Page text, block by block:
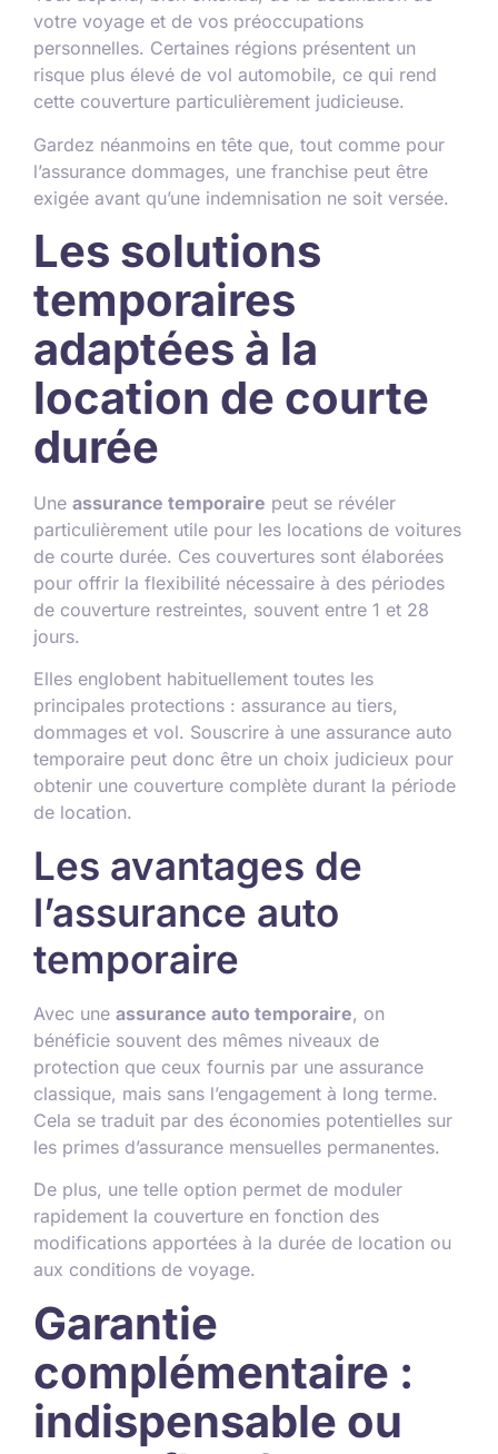
votre voyage et de vos préoccupations
personnelles. Certaines régions présentent un
risque plus élevé de vol automobile, ce qui rend
cette couverture particulièrement judicieuse.
Gardez néanmoins en tête que, tout comme pour
l’assurance dommages, une franchise peut être
exigée avant qu’une indemnisation ne soit versée.
Les solutions
temporaires
adaptées à la
location de courte
durée
Une assurance temporaire peut se révéler
particulièrement utile pour les locations de voitures
de courte durée. Ces couvertures sont élaborées
pour offrir la flexibilité nécessaire à des périodes
de couverture restreintes, souvent entre 1 et 28
jours.
Elles englobent habituellement toutes les
principales protections : assurance au tiers,
dommages et vol. Souscrire à une assurance auto
temporaire peut donc être un choix judicieux pour
obtenir une couverture complète durant la période
de location.
Les avantages de
l’assurance auto
temporaire
Avec une assurance auto temporaire, on
bénéficie souvent des mêmes niveaux de
protection que ceux fournis par une assurance
classique, mais sans l’engagement à long terme.
Cela se traduit par des économies potentielles sur
les primes d’assurance mensuelles permanentes.
De plus, une telle option permet de moduler
rapidement la couverture en fonction des
modifications apportées à la durée de location ou
aux conditions de voyage.
Garantie
complémentaire :
indispensable ou